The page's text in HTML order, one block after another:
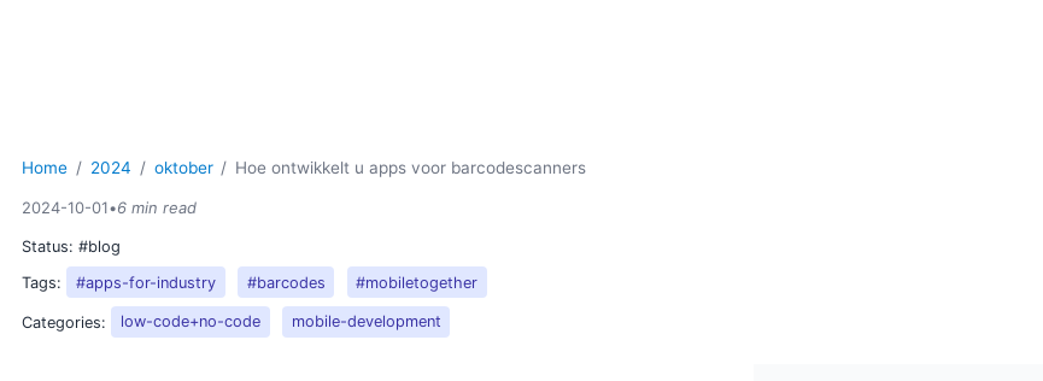
Home 2024 oktober Hoe ontwikkelt u apps voor barcodescanners
2024-10-01•6 min read
Status:#blog
Tags:
#apps-for-industry #barcodes #mobiletogether
Categories: low-code+no-code mobile-development